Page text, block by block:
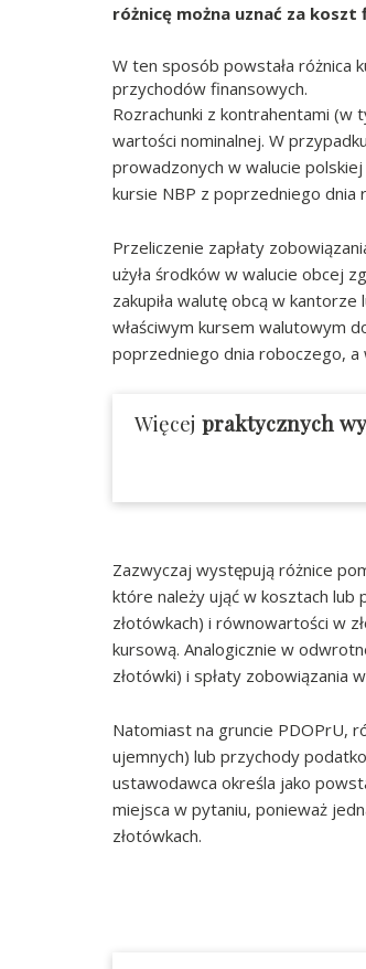
różnicę można uznać za koszt
W ten sposób powstała różnica
przychodów finansowych.
Rozrachunki z kontrahentami (w
wartości nominalnej. W
prowadzonych w walucie
kursie NBP z poprzedniego dnia
Przeliczenie zapłaty
użyła środków w walucie obcej
zakupiła walutę obcą w
właściwym kursem walutowym
poprzedniego dnia roboczego, a
Więcej praktycznych
Zazwyczaj występują różnice
które należy ująć w kosztach lub
złotówkach) i równowartości w
kursową. Analogicznie w
złotówki) i spłaty zobowiązania
Natomiast na gruncie PDOPrU,
ujemnych) lub przychody
ustawodawca określa jako
miejsca w pytaniu, ponieważ
złotówkach.